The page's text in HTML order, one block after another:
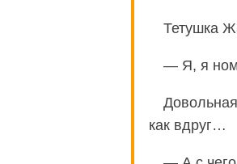
Тетушка
— Я, я
как вдруг…